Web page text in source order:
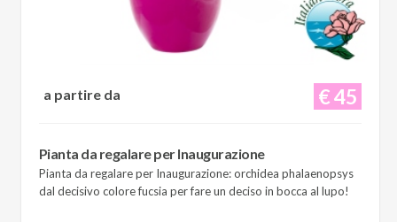
€ 45
a partire da
Pianta da regalare per Inaugurazione
Pianta da regalare per Inaugurazione: orchidea phalaenopsys
dal decisivo colore fucsia per fare un deciso in bocca al lupo!